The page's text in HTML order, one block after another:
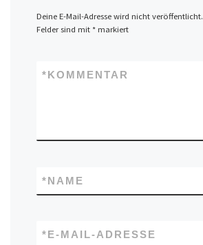
Deine E-Mail-Adresse wird nicht veröffentlicht.
Felder sind mit *markiert
KOMMENTAR
*
NAME
*
E-MAIL-ADRESSE
*